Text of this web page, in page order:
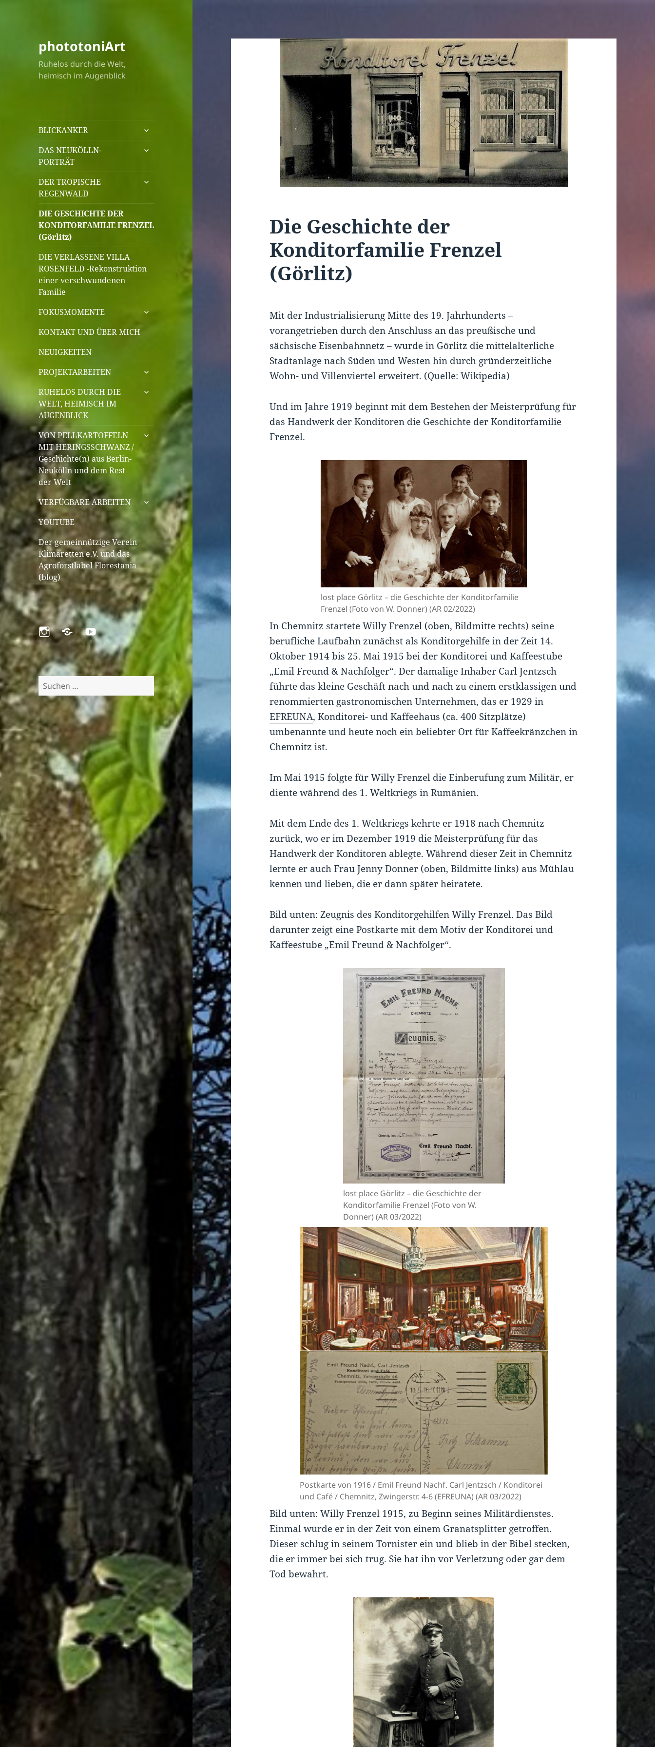
phototoniArt
Ruhelos durch die Welt,
heimisch im Augenblick
BLICKANKER
untermenü
öffnen
DAS NEUKÖLLN-
PORTRÄT
untermenü
DER TROPISCHE
REGENWALD
untermenü
DIE GESCHICHTE DER
KONDITORFAMILIE FRENZEL
(Görlitz)
DIE VERLASSENE VILLA
ROSENFELD -Rekonstruktion
einer verschwundenen
Familie
FOKUSMOMENTE
untermenü
öffnen
KONTAKT UND ÜBER MICH
NEUIGKEITEN
PROJEKTARBEITEN
untermenü
öffnen
RUHELOS DURCH DIE
WELT, HEIMISCH IM
AUGENBLICK
untermenü
VON PELLKARTOFFELN
MIT HERINGSSCHWANZ /
Geschichte(n) aus Berlin-
Neukölln und dem Rest
der Welt
untermenü
öffnen
VERFÜGBARE ARBEITEN
untermenü
öffnen
YOUTUBE
Der gemeinnützige Verein
Klimaretten e.V. und das
Agroforstlabel Florestania
(blog)
Instagram
PinterestYouTube
Suchen
nach:
Die Geschichte der
Konditorfamilie Frenzel
(Görlitz)
Mit der Industrialisierung Mitte des 19. Jahrhunderts –
vorangetrieben durch den Anschluss an das preußische und
sächsische Eisenbahnnetz – wurde in Görlitz die mittelalterliche
Stadtanlage nach Süden und Westen hin durch gründerzeitliche
Wohn- und Villenviertel erweitert. (Quelle: Wikipedia)
Und im Jahre 1919 beginnt mit dem Bestehen der Meisterprüfung für
das Handwerk der Konditoren die Geschichte der Konditorfamilie
Frenzel.
lost place Görlitz – die Geschichte der Konditorfamilie
Frenzel (Foto von W. Donner) (AR 02/2022)
In Chemnitz startete Willy Frenzel (oben, Bildmitte rechts) seine
berufliche Laufbahn zunächst als Konditorgehilfe in der Zeit 14.
Oktober 1914 bis 25. Mai 1915 bei der Konditorei und Kaffeestube
„Emil Freund & Nachfolger“. Der damalige Inhaber Carl Jentzsch
führte das kleine Geschäft nach und nach zu einem erstklassigen und
renommierten gastronomischen Unternehmen, das er 1929 in
EFREUNA, Konditorei- und Kaffeehaus (ca. 400 Sitzplätze)
umbenannte und heute noch ein beliebter Ort für Kaffeekränzchen in
Chemnitz ist.
Im Mai 1915 folgte für Willy Frenzel die Einberufung zum Militär, er
diente während des 1. Weltkriegs in Rumänien.
Mit dem Ende des 1. Weltkriegs kehrte er 1918 nach Chemnitz
zurück, wo er im Dezember 1919 die Meisterprüfung für das
Handwerk der Konditoren ablegte. Während dieser Zeit in Chemnitz
lernte er auch Frau Jenny Donner (oben, Bildmitte links) aus Mühlau
kennen und lieben, die er dann später heiratete.
Bild unten: Zeugnis des Konditorgehilfen Willy Frenzel. Das Bild
darunter zeigt eine Postkarte mit dem Motiv der Konditorei und
Kaffeestube „Emil Freund & Nachfolger“.
lost place Görlitz – die Geschichte der
Konditorfamilie Frenzel (Foto von W.
Donner) (AR 03/2022)
Postkarte von 1916 / Emil Freund Nachf. Carl Jentzsch / Konditorei
und Café / Chemnitz, Zwingerstr. 4-6 (EFREUNA) (AR 03/2022)
Bild unten: Willy Frenzel 1915, zu Beginn seines Militärdienstes.
Einmal wurde er in der Zeit von einem Granatsplitter getroffen.
Dieser schlug in seinem Tornister ein und blieb in der Bibel stecken,
die er immer bei sich trug. Sie hat ihn vor Verletzung oder gar dem
Tod bewahrt.